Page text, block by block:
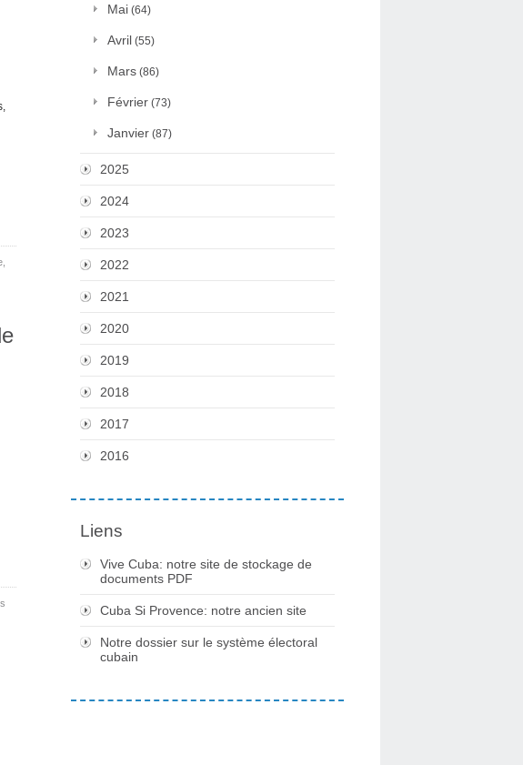
Mai (64)
Avril (55)
Mars (86)
Février (73)
Janvier (87)
2025
2024
2023
2022
2021
2020
2019
2018
2017
2016
Liens
Vive Cuba: notre site de stockage de
documents PDF
Cuba Si Provence: notre ancien site
Notre dossier sur le système électoral
cubain